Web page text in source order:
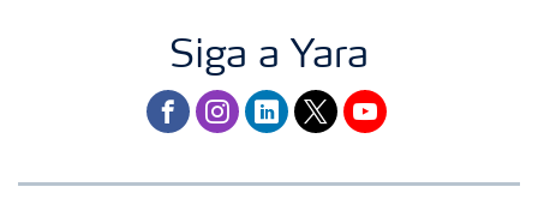
Siga a Yara
facebookinstagram
linkedintwitteryoutube